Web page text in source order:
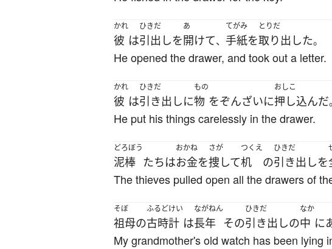
かれ
彼 は
ひきだ
引出しを
あ
開けて、
てがみ
手紙を
とりだ
取り出した。
He opened the drawer, and took out a letter.
かれ
彼 は
ひきだ
引き出しに
もの
物 をぞんざいに
おしこ
押し込んだ。
He put his things carelessly in the drawer.
どろぼう
泥棒 たちは
おかね
お金を
さが
捜して
つくえ
机 の
ひきだ
引き出しを
The thieves pulled open all the drawers of
そぼ
祖母の
ふるどけい
古時計 は
ながねん
長年 その
ひきだ
引き出しの
なか
中 に
My grandmother's old watch has been lying